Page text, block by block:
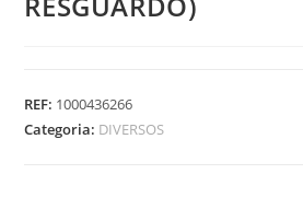
REF: 1000436266
Categoria: DIVERSOS